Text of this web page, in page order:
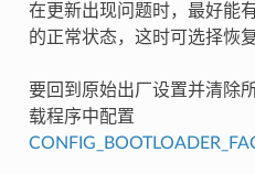
在更新出现问题时，最好能
的正常状态，这时可选择恢
要回到原始出厂设置并清除
载程序中配置